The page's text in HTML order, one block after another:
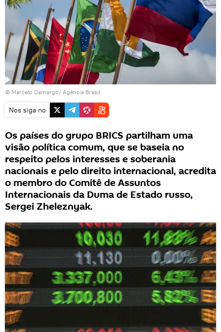
© Marcelo Camargo/ Agência Brasil
Nos siga no
Os países do grupo BRICS partilham uma
visão política comum, que se baseia no
respeito pelos interesses e soberania
nacionais e pelo direito internacional, acredita
o membro do Comitê de Assuntos
Internacionais da Duma de Estado russo,
Sergei Zheleznyak.